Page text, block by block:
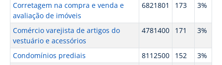
Corretagem na compra e venda e
avaliação de imóveis
6821801 173 3%
Comércio varejista de artigos do
vestuário e acessórios
4781400 171 3%
Condomínios prediais 8112500 152
3%